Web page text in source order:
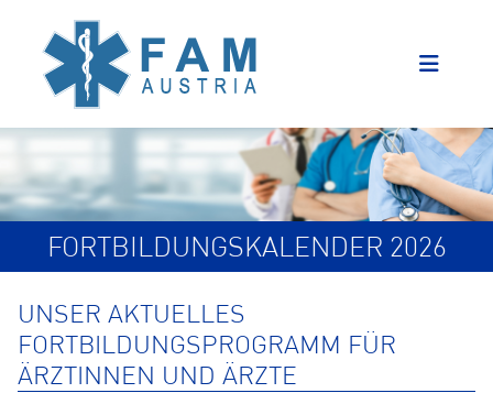
FORTBILDUNGSKALENDER 2026
UNSER AKTUELLES
FORTBILDUNGSPROGRAMM FÜR
ÄRZTINNEN UND ÄRZTE